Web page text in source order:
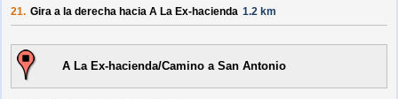
21. Gira a la derecha hacia A La Ex-hacienda 1.2 km
A La Ex-hacienda/Camino a San Antonio